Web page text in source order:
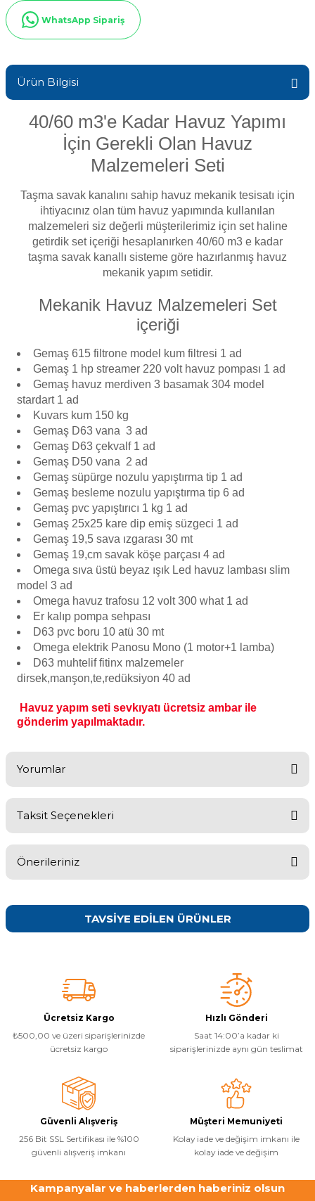
Gemaş Havuz
Wtr Havuz
Wtr Havuz Kimyasalları Setleri
Yosun Öldürücü
Selenoid
Ayak Dezenfektanı
e Pool Expert
Kalsiyum Hipoklorit
Süper Pool
Tuz
Temizleyici
Havuz Isıtma
Havuz Elektrik
Havuz
Ayak Havuzu
Havuz Robotu Yedek
Dalgıç Pompa
Dezenfeksiyon
Havuz Güvenlik
Havuz
Kapağı
Havuz
Jakuzi Sauna
Yangın Pompası
WhatsApp Sipariş
Ürün Bilgisi
40/60 m3'e Kadar Havuz Yapımı
İçin Gerekli Olan Havuz
Malzemeleri Seti
Taşma savak kanalını sahip havuz mekanik tesisatı için
ihtiyacınız olan tüm havuz yapımında kullanılan
malzemeleri siz değerli müşterilerimiz için set haline
getirdik set içeriği hesaplanırken 40/60 m3 e kadar
taşma savak kanallı sisteme göre hazırlanmış havuz
mekanik yapım setidir.
Mekanik Havuz Malzemeleri Set
içeriği
Gemaş 615 filtrone model kum filtresi 1 ad
Gemaş 1 hp streamer 220 volt havuz pompası 1 ad
Gemaş havuz merdiven 3 basamak 304 model
stardart 1 ad
Kuvars kum 150 kg
Gemaş D63 vana 3 ad
Gemaş D63 çekvalf 1 ad
Gemaş D50 vana 2 ad
Gemaş süpürge nozulu yapıştırma tip 1 ad
Gemaş besleme nozulu yapıştırma tip 6 ad
Gemaş pvc yapıştırıcı 1 kg 1 ad
Gemaş 25x25 kare dip emiş süzgeci 1 ad
Gemaş 19,5 sava ızgarası 30 mt
Gemaş 19,cm savak köşe parçası 4 ad
Omega sıva üstü beyaz ışık Led havuz lambası slim
model 3 ad
Omega havuz trafosu 12 volt 300 what 1 ad
Er kalıp pompa sehpası
D63 pvc boru 10 atü 30 mt
Omega elektrik Panosu Mono (1 motor+1 lamba)
D63 muhtelif fitinx malzemeler
dirsek,manşon,te,redüksiyon 40 ad
Havuz yapım seti sevkıyatı ücretsiz ambar ile
gönderim yapılmaktadır.
Yorumlar
Taksit Seçenekleri
Önerileriniz
konularda yetersiz gördüğünüz noktaları öneri formunu kullanarak
tarafımıza iletebilirsiniz.
Görüş ve önerileriniz için teşekkür ederiz.
Ürün açıklamasında eksik bilgiler bulunuyor.
Ürün bilgilerinde hatalar bulunuyor.
Ürün fiyatı diğer sitelerden daha pahalı.
Bu ürüne benzer farklı alternatifler olmalı.
TAVSİYE EDİLEN ÜRÜNLER
Sepete Ekle
Gemaş Pool Technology
Dıştan Takma Hazır Havuz Filtrasyon Sistemi
₺ 60.011,84
Sepete Ekle
Ücretsiz Kargo
₺500,00 ve üzeri siparişlerinizde
ücretsiz kargo
Hızlı Gönderi
Saat 14:00’a kadar ki
siparişlerinizde aynı gün teslimat
Güvenli Alışveriş
256 Bit SSL Sertifikası ile %100
güvenli alışveriş imkanı
Müşteri Memuniyeti
Kolay iade ve değişim imkanı ile
kolay iade ve değişim
Kampanyalar ve haberlerden haberiniz olsun